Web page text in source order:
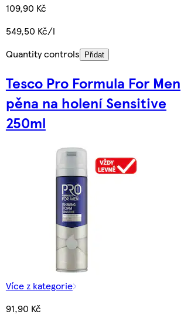
109,90 Kč
549,50 Kč/l
Quantity controls
Přidat
Tesco Pro Formula For Men
pěna na holení Sensitive
250ml
Více z kategorie
91,90 Kč